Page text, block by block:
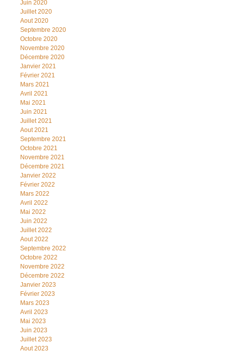
Juin 2020
Juillet 2020
Aout 2020
Septembre 2020
Octobre 2020
Novembre 2020
Décembre 2020
Janvier 2021
Février 2021
Mars 2021
Avril 2021
Mai 2021
Juin 2021
Juillet 2021
Aout 2021
Septembre 2021
Octobre 2021
Novembre 2021
Décembre 2021
Janvier 2022
Février 2022
Mars 2022
Avril 2022
Mai 2022
Juin 2022
Juillet 2022
Aout 2022
Septembre 2022
Octobre 2022
Novembre 2022
Décembre 2022
Janvier 2023
Février 2023
Mars 2023
Avril 2023
Mai 2023
Juin 2023
Juillet 2023
Aout 2023